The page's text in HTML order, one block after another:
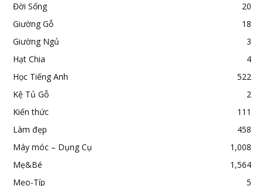
Đời Sống
20
Giường Gỗ
18
Giường Ngủ
3
Hạt Chia
4
Học Tiếng Anh
522
Kệ Tủ Gỗ
2
Kiến thức
111
Làm đẹp
458
Máy móc – Dụng Cụ
1,008
Mẹ&Bé
1,564
Mẹo-Típ
5